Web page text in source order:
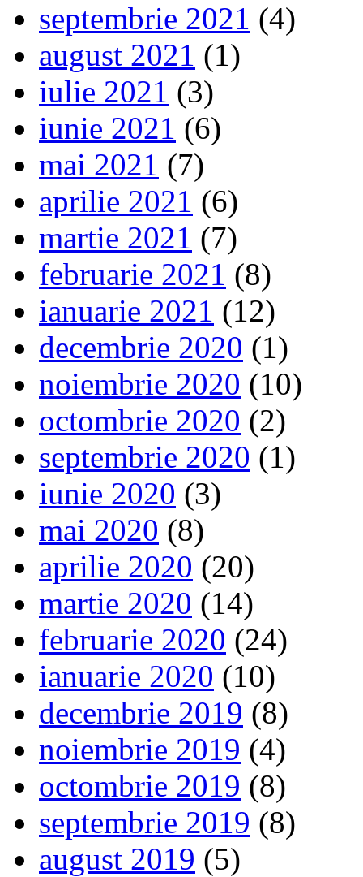
septembrie 2021 (4)
august 2021 (1)
iulie 2021 (3)
iunie 2021 (6)
mai 2021 (7)
aprilie 2021 (6)
martie 2021 (7)
februarie 2021 (8)
ianuarie 2021 (12)
decembrie 2020 (1)
noiembrie 2020 (10)
octombrie 2020 (2)
septembrie 2020 (1)
iunie 2020 (3)
mai 2020 (8)
aprilie 2020 (20)
martie 2020 (14)
februarie 2020 (24)
ianuarie 2020 (10)
decembrie 2019 (8)
noiembrie 2019 (4)
octombrie 2019 (8)
septembrie 2019 (8)
august 2019 (5)